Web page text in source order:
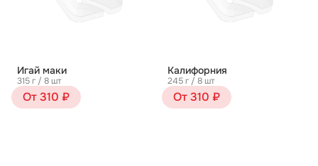
Игай маки
315 г / 8 шт
От 310 ₽
Калифорния
245 г / 8 шт
От 310 ₽